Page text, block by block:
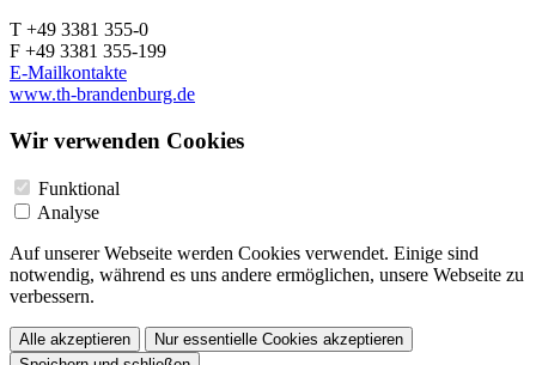
T +49 3381 355-0
F +49 3381 355-199
E-Mailkontakte
www.th-brandenburg.de
Wir verwenden Cookies
Funktional
Analyse
Auf unserer Webseite werden Cookies verwendet. Einige sind
notwendig, während es uns andere ermöglichen, unsere Webseite zu
verbessern.
Alle akzeptieren
Nur essentielle Cookies akzeptieren